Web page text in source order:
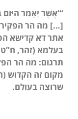
“‘אֲשֶׁר יֵאָמֵר
[…] מה הר
אתר דא קדישא
בעלמא (זהר,
תרגום: מה הר
מקום זה הקדוש
שרוצה בעולם.